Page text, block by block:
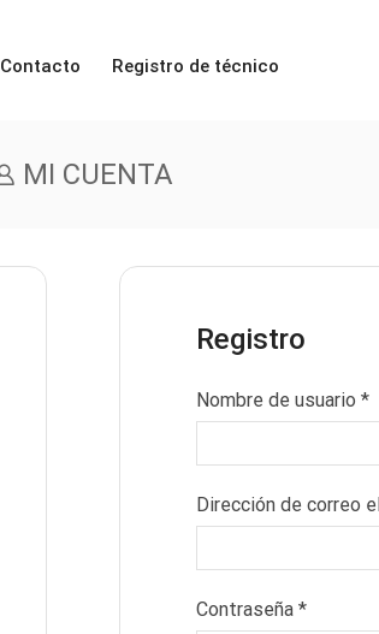
Contacto Registro de técnico
MI CUENTA
Registro
Nombre de usuario *
Dirección de correo
Contraseña *